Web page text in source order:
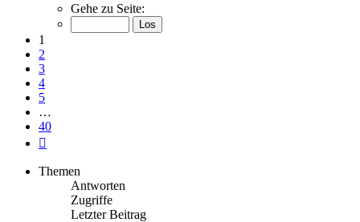
von
Gehe zu Seite:
1
2
3
4
5
…
40
Themen
Antworten
Zugriffe
Letzter Beitrag